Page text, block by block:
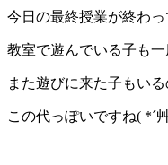
今日の最終授業が終わっ
教室で遊んでいる子も
また遊びに来た子もい
この代っぽいですね( *´